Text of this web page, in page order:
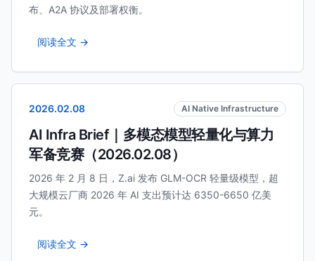
布、A2A 协议及部署权衡。
阅读全文 →
2026.02.08 AI Native Infrastructure
AI Infra Brief｜多模态模型轻量化与算力
军备竞赛（2026.02.08）
2026 年 2 月 8 日，Z.ai 发布 GLM-OCR 轻量级模型，超
大规模云厂商 2026 年 AI 支出预计达 6350-6650 亿美
元。
阅读全文 →